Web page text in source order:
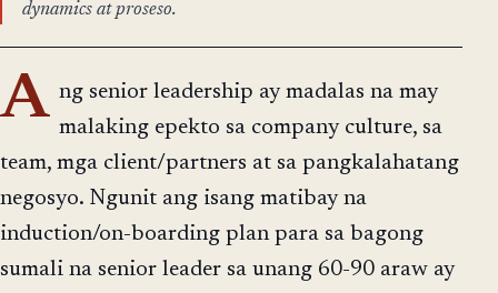
dynamics at proseso.
A ng senior leadership ay madalas na may
malaking epekto sa company culture, sa
team, mga client/partners at sa pangkalahatang
negosyo. Ngunit ang isang matibay na
induction/on-boarding plan para sa bagong
sumali na senior leader sa unang 60-90 araw ay